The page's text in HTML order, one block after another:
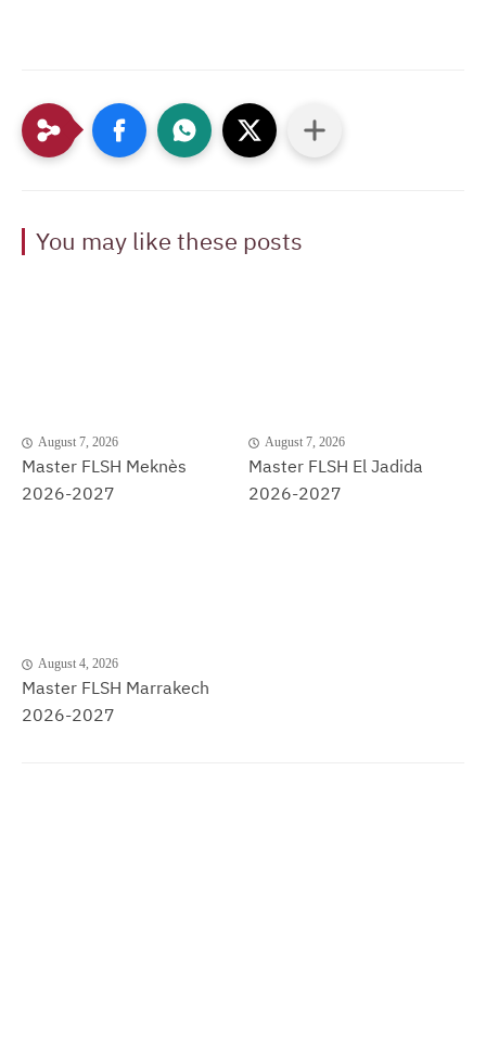
You may like these posts
August 7, 2026
Master FLSH Meknès
2026-2027
August 7, 2026
Master FLSH El Jadida
2026-2027
August 4, 2026
Master FLSH Marrakech
2026-2027